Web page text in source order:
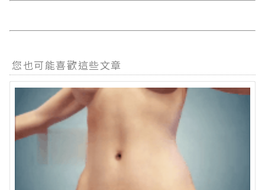
您也可能喜歡這些文章